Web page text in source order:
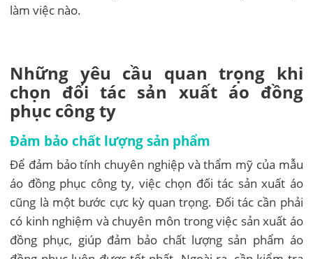
làm việc nào.
Những yêu cầu quan trọng khi
chọn đối tác sản xuất áo đồng
phục công ty
Đảm bảo chất lượng sản phẩm
Để đảm bảo tính chuyên nghiệp và thẩm mỹ của mẫu
áo đồng phục công ty, việc chọn đối tác sản xuất áo
cũng là một bước cực kỳ quan trọng. Đối tác cần phải
có kinh nghiệm và chuyên môn trong việc sản xuất áo
đồng phục, giúp đảm bảo chất lượng sản phẩm áo